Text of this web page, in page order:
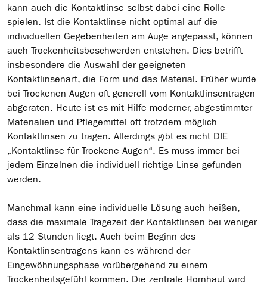
kann auch die Kontaktlinse selbst dabei eine Rolle
spielen. Ist die Kontaktlinse nicht optimal auf die
individuellen Gegebenheiten am Auge angepasst, können
auch Trockenheitsbeschwerden entstehen. Dies betrifft
insbesondere die Auswahl der geeigneten
Kontaktlinsenart, die Form und das Material. Früher wurde
bei Trockenen Augen oft generell vom Kontaktlinsentragen
abgeraten. Heute ist es mit Hilfe moderner, abgestimmter
Materialien und Pflegemittel oft trotzdem möglich
Kontaktlinsen zu tragen. Allerdings gibt es nicht DIE
„Kontaktlinse für Trockene Augen“. Es muss immer bei
jedem Einzelnen die individuell richtige Linse gefunden
werden.
Manchmal kann eine individuelle Lösung auch heißen,
dass die maximale Tragezeit der Kontaktlinsen bei weniger
als 12 Stunden liegt. Auch beim Beginn des
Kontaktlinsentragens kann es während der
Eingewöhnungsphase vorübergehend zu einem
Trockenheitsgefühl kommen. Die zentrale Hornhaut wird